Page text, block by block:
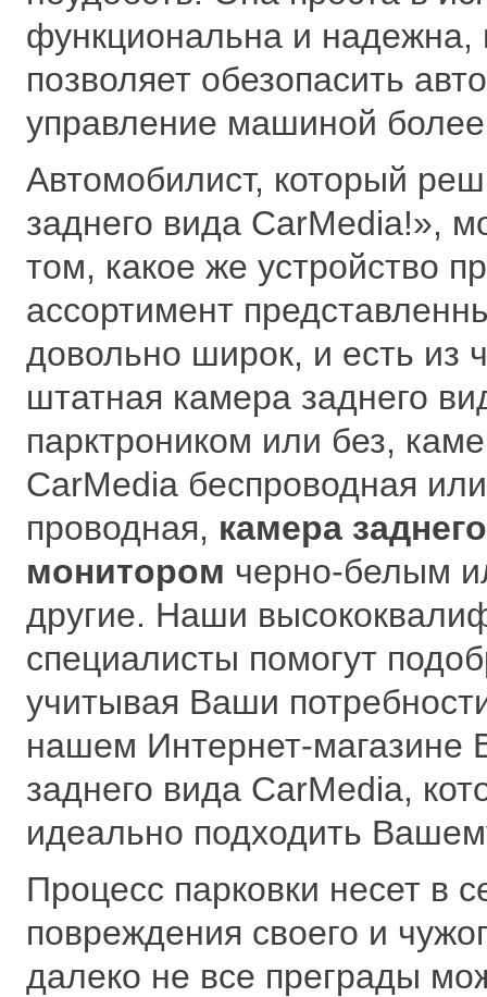
функциональна и надежна,
позволяет обезопасить
управление машиной
Автомобилист, который
заднего вида CarMedia!»,
том, какое же устройство
ассортимент
довольно широк, и есть из
штатная камера заднего
парктроником или без,
CarMedia беспроводная или
проводная, камера
монитором черно-белым
другие. Наши
специалисты помогут
учитывая Ваши
нашем Интернет-магазине
заднего вида CarMedia,
идеально подходить
Процесс парковки несет в
повреждения своего и
далеко не все преграды